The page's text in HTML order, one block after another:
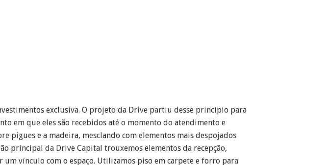
exclusiva. O projeto da Drive partiu desse princípio para
em que eles são recebidos até o momento do atendimento e
pigues e a madeira, mesclando com elementos mais despojados
principal da Drive Capital trouxemos elementos da recepção,
vínculo com o espaço. Utilizamos piso em carpete e forro para